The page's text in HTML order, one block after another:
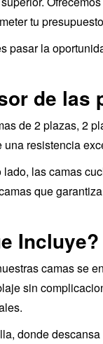
tu
pasar la
de las
de 2 plazas, 2
una resistencia
lado, las camas
que
Incluye?
camas se
sin
donde